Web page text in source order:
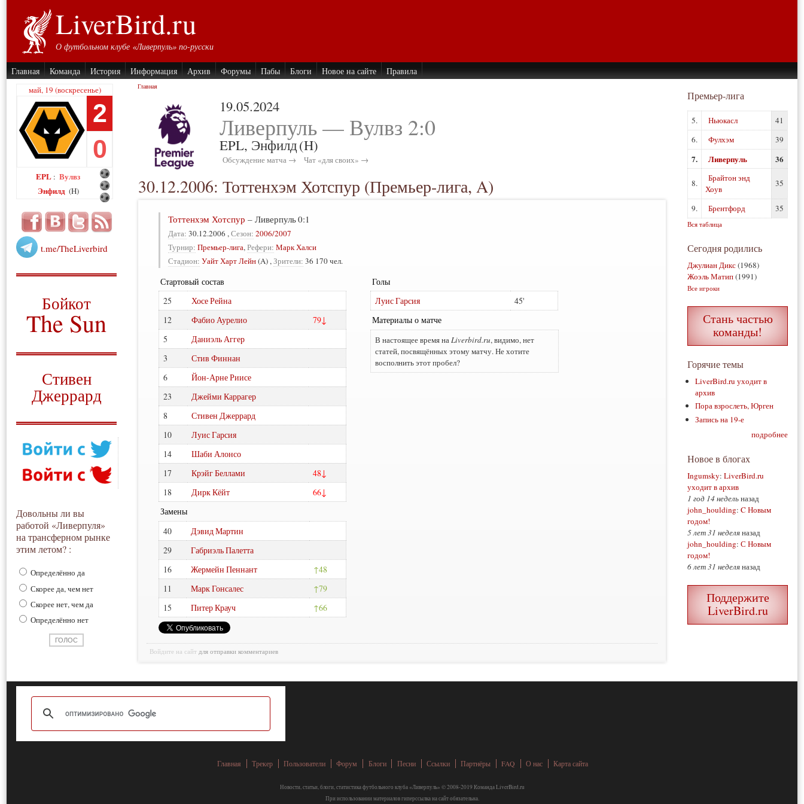
LiverBird.ru
О футбольном клубе «Ливерпуль» по-русски
Главная Команда История Информация Архив Форумы Пабы Блоги Новое на сайте Правила
май, 19 (воскресенье)
2
0
EPL : Вулвз
Энфилд (H)
t.me/TheLiverbird
Бойкот
The Sun
Стивен
Джеррард
Довольны ли вы
работой «Ливерпуля»
на трансферном рынке
этим летом? :
Определённо да
Скорее да, чем нет
Скорее нет, чем да
Определённо нет
Главная
19.05.2024
Ливерпуль — Вулвз 2:0
EPL, Энфилд(H)
Обсуждение матча → Чат «для своих» →
30.12.2006: Тоттенхэм Хотспур (Премьер-лига, A)
Тоттенхэм Хотспур – Ливерпуль0:1
Дата: 30.12.2006 ,Сезон: 2006/2007
Турнир: Премьер-лига,Рефери: Марк Халси
Стадион: Уайт Харт Лейн(A),Зрители: 36 170 чел.
Стартовый состав
25
Хосе Рейна
12
Фабио Аурелио
79
5
Даниэль Аггер
3
Стив Финнан
6
Йон-Арне Риисе
23
Джейми Каррагер
8
Стивен Джеррард
10
Луис Гарсия
14
Шаби Алонсо
17
Крэйг Беллами
48
18
Дирк Кёйт
66
Замены
40
Дэвид Мартин
29
Габриэль Палетта
16
Жермейн Пеннант
48
11
Марк Гонсалес
79
15
Питер Крауч 66
Голы
Луис Гарсия
45
Материалы о матче
В настоящее время наLiverbird.ru, видимо, нет
статей, посвящённых этому матчу. Не хотите
восполнить этот пробел?
Войдите на сайт для отправки комментариев
Премьер-лига
5. Ньюкасл
41
6.
Фулхэм 39
7. Ливерпуль 36
8.
Брайтон энд
Хоув
35
9. Брентфорд 35
Вся таблица
Сегодня родились
Джулиан Дикс(1968)
Жоэль Матип(1991)
Все игроки
Стань частью
команды!
Горячие темы
LiverBird.ru уходит в
архив
Пора взрослеть, Юрген
Запись на 19-е
подробнее
Новое в блогах
Ingumsky: LiverBird.ru
уходит в архив
1 год 14 недельназад
john_houlding: C Новым
годом!
5 лет 31 неделяназад
john_houlding: С Новым
годом!
6 лет 31 неделяназад
Поддержите
LiverBird.ru
Главная Трекер Пользователи Форум Блоги Песни Ссылки Партнёры FAQ О нас Карта сайта
Новости, статьи, блоги, статистика футбольного клуба «Ливерпуль» © 2008-2019 Команда LiverBird.ru
При использовании материалов гиперссылка на сайт обязательна.